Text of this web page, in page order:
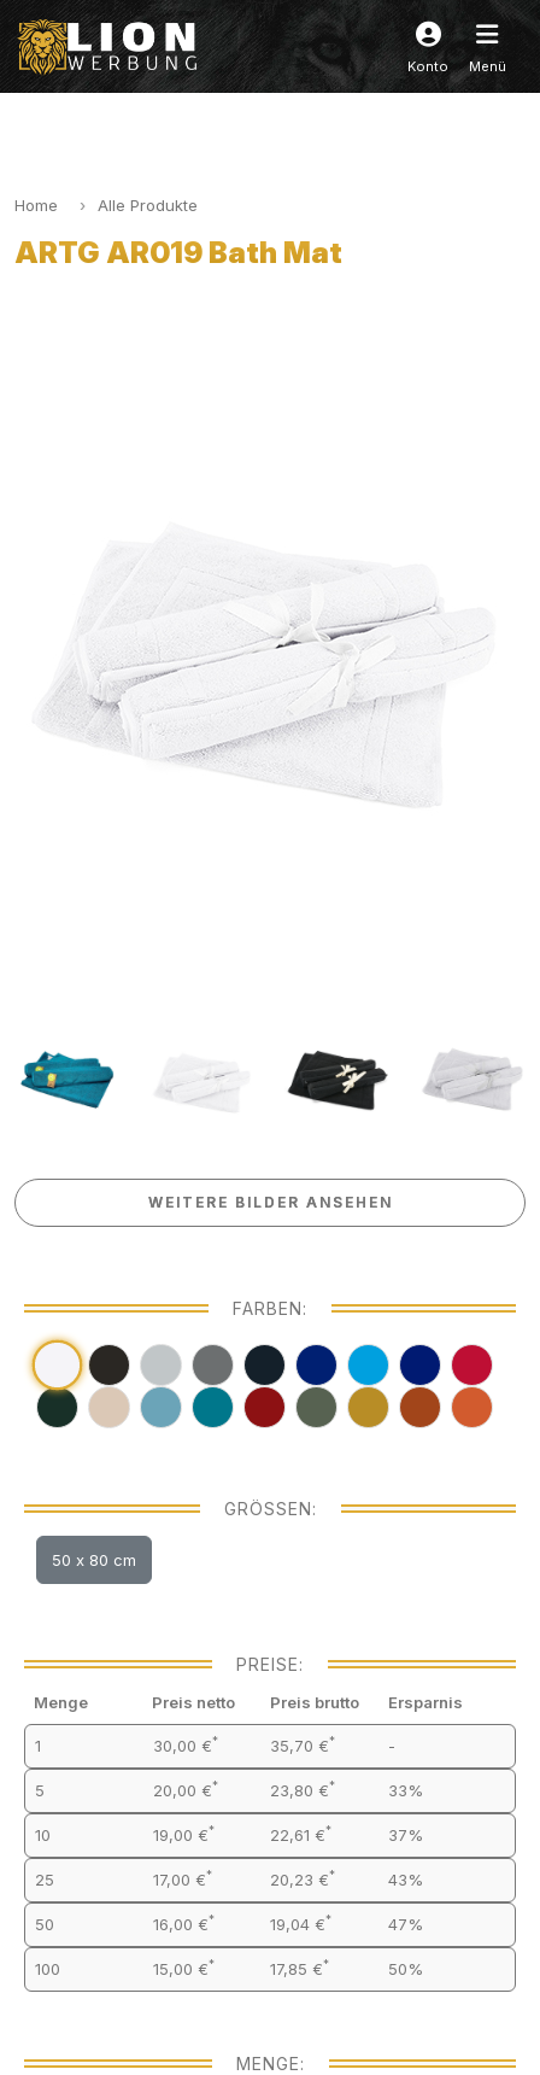
Konto Menü
Home Alle Produkte
ARTG AR019 Bath Mat
WEITERE BILDER ANSEHEN
WEITERE BILDER ANSEHEN
FARBEN:
GRÖSSEN:
50 x 80 cm
PREISE:
Menge Preis netto Preis brutto Ersparnis
1 30,00 €* 35,70 €* -
5 20,00 €* 23,80 €* 33%
10 19,00 €* 22,61 €* 37%
25 17,00 €* 20,23 €* 43%
50 16,00 €* 19,04 €* 47%
100 15,00 €* 17,85 €* 50%
MENGE: